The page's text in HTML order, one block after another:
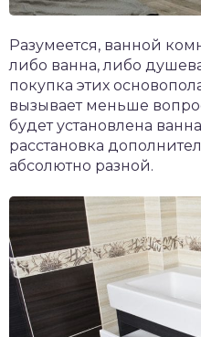
Разумеется, ванной
либо ванна, либо
покупка этих
вызывает меньше
будет установлена
расстановка
абсолютно разной.